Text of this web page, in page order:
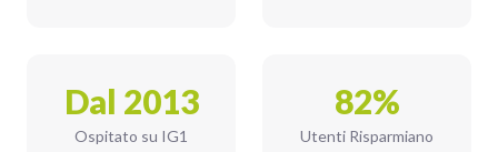
Dal 2013
Ospitato su IG1
82%
Utenti Risparmiano